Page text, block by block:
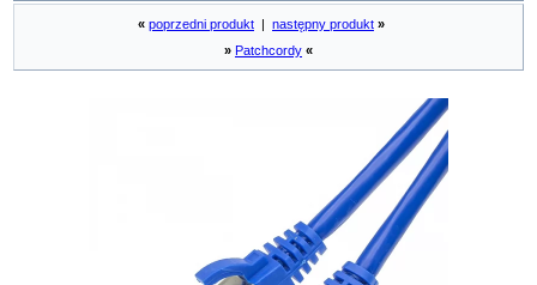
« poprzedni produkt następny produkt »
» Patchcordy «